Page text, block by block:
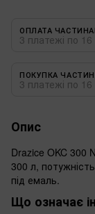
ОПЛАТА
3 платежі по
ПОКУПКА
3 платежі по
Опис
Drazice OKC 300
300 л,
під емаль.
Що означає